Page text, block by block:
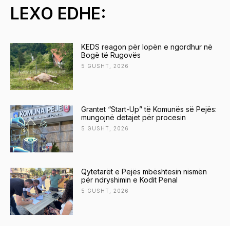
LEXO EDHE:
KEDS reagon për lopën e ngordhur në
Bogë të Rugovës
5 GUSHT, 2026
Grantet “Start-Up” të Komunës së Pejës:
mungojnë detajet për procesin
5 GUSHT, 2026
Qytetarët e Pejës mbështesin nismën
për ndryshimin e Kodit Penal
5 GUSHT, 2026